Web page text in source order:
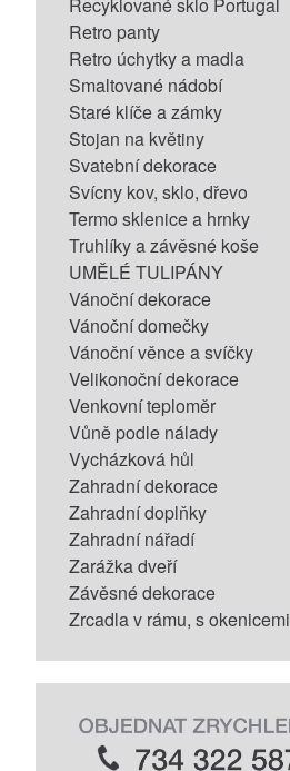
Retro panty
Retro úchytky a madla
Smaltované nádobí
Staré klíče a zámky
Stojan na květiny
Svatební dekorace
Svícny kov, sklo, dřevo
Termo sklenice a hrnky
Truhlíky a závěsné koše
UMĚLÉ TULIPÁNY
Vánoční dekorace
Vánoční domečky
Vánoční věnce a svíčky
Velikonoční dekorace
Venkovní teploměr
Vůně podle nálady
Vycházková hůl
Zahradní dekorace
Zahradní doplňky
Zahradní nářadí
Zarážka dveří
Závěsné dekorace
Zrcadla v rámu, s okenicemi